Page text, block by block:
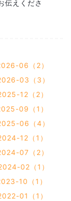
伝えくださ
06（2）
03（3）
12（2）
09（1）
06（4）
12（1）
07（2）
02（1）
10（1）
01（1）